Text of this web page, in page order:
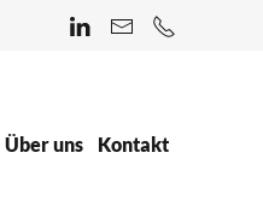
Über uns Kontakt